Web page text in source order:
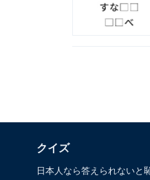
クイズ
日本人なら答えられないと